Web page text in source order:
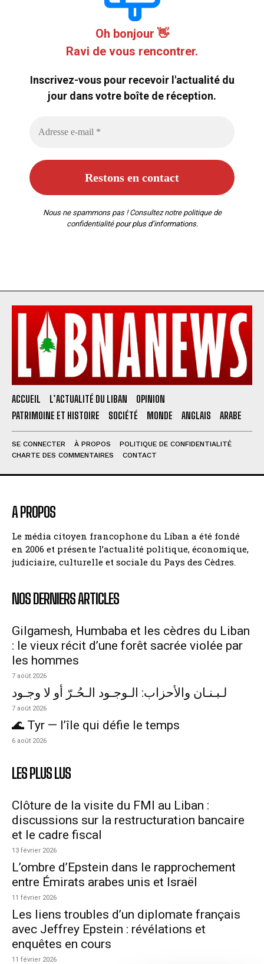
Oh bonjour 👋
Ravi de vous rencontrer.
Inscrivez-vous pour recevoir l'actualité du
jour dans votre boîte de réception.
Nous ne spammons pas ! Consultez notre politique de
confidentialitépour plus d’informations.
ACCUEIL L’ACTUALITÉ DU LIBAN
OPINION
PATRIMOINE ET HISTOIRE
SOCIÉTÉ MONDE ANGLAIS ARABE
SE CONNECTER À PROPOS
POLITIQUE DE CONFIDENTIALITÉ
CHARTE DES COMMENTAIRES
CONTACT
A PROPOS
Le média citoyen francophone du Liban a été fondé
en 2006 et présente l’actualité politique, économique,
judiciaire, culturelle et sociale du Pays des Cèdres.
NOS DERNIERS ARTICLES
Gilgamesh, Humbaba et les cèdres du Liban
: le vieux récit d’une forêt sacrée violée par
les hommes
7 août 2026
لـبـنـان والأحزاب: الـوجـود الـحُـرّ أو لا وجـود
7 août 2026
🌊 Tyr — l’île qui défie le temps
6 août 2026
LES PLUS LUS
Clôture de la visite du FMI au Liban :
discussions sur la restructuration bancaire
et le cadre fiscal
13 février 2026
L’ombre d’Epstein dans le rapprochement
entre Émirats arabes unis et Israël
11 février 2026
Les liens troubles d’un diplomate français
avec Jeffrey Epstein : révélations et
enquêtes en cours
11 février 2026